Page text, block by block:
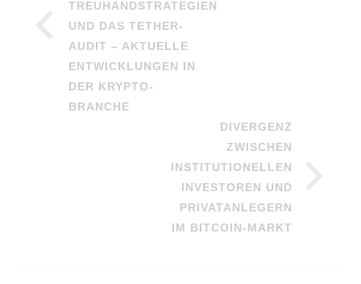
TREUHANDSTRATEGIEN
UND DAS TETHER-
AUDIT – AKTUELLE
ENTWICKLUNGEN IN
DER KRYPTO-
BRANCHE
DIVERGENZ
ZWISCHEN
INSTITUTIONELLEN
INVESTOREN UND
PRIVATANLEGERN
IM BITCOIN-MARKT